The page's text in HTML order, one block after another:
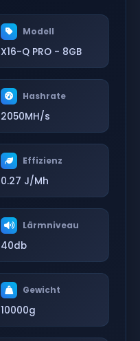
Modell
X16-Q PRO - 8GB
Hashrate
2050MH/s
Effizienz
0.27 J/Mh
Lärmniveau
40db
Gewicht
10000g